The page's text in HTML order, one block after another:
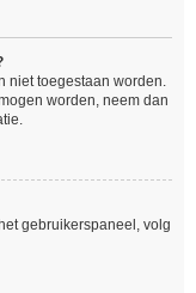
niet toegestaan worden.
worden, neem dan
gebruikerspaneel, volg